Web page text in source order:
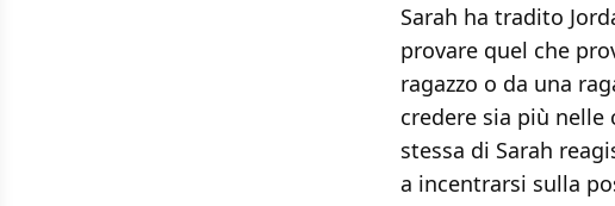
Sarah ha tradito
provare quel che
ragazzo o da una
credere sia più
stessa di Sarah
a incentrarsi sulla